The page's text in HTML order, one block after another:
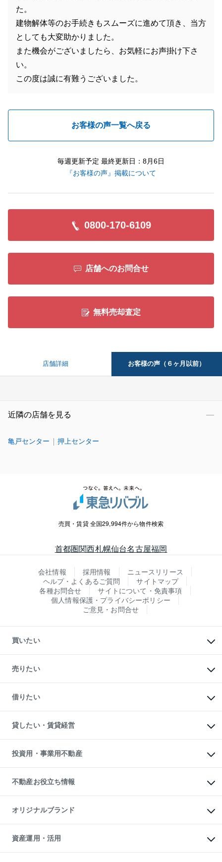
た。
建物解体等のお手続きもスムーズに進めて頂き、当方
としても大変助かりました。
また機会がございましたら、お気軽にお声掛け下さ
い。
この度は誠に有難うございました。
お客様の声一覧へ戻る
毎週更新予定 最終更新日：8月6日
『お客様の声』掲載について
0800-170-6109
店舗へのお問合せ
無料売却査定
店舗詳細 お客様の声（６ヶ月以前）
近隣の店舗を見る
亀戸センター 押上センター
売買・賃貸 全国29,994件から物件検索
首都圏関西札幌仙台名古屋福岡
会社情報 採用情報
ニュースリリース
ヘルプ・よくあるご質問
サイトマップ
各種お問合せ
サイトについて・免責事項
個人情報保護・プライバシーポリシー
ご意見・お問合せ
買いたい
新築・分譲マンションの購入
中古マンションの購入
一戸建ての購入
中古一戸建ての購入
不動産購入の流れ
注目キーワード物件特集
購入ガイド
English 繁体中文簡体中文
売りたい
一戸建ての売却・査定
土地の売却・査定
スピードAI査定
不動産査定について
不動産売却の流れ
不動産買換えの流れ
売却ガイド
借りたい
オフィス・店舗の賃貸
借りるときの流れ
借りるガイド
貸したい・賃貸経営
マンション賃料データ
賃貸管理プラン
リロケーションについて
貸すガイド
投資用・事業用不動産
事業用不動産
マンション投資
投資用マンション
アパート経営
収益物件
ビル購入（ビル一棟）
投資用不動産の売却査定
事業用不動産の売却査定
不動産お役立ち情報
マンションライブラリー
人気マンションランキング
暮らしに役立つ不動産メディア
不動産相場・不動産価格情報
不動産コラム・ニュース
オリジナルブランド
一棟リノベーションマンション
L`GENTE（ルジェンテ）
区分リノベーションマンション
資産運用・活用